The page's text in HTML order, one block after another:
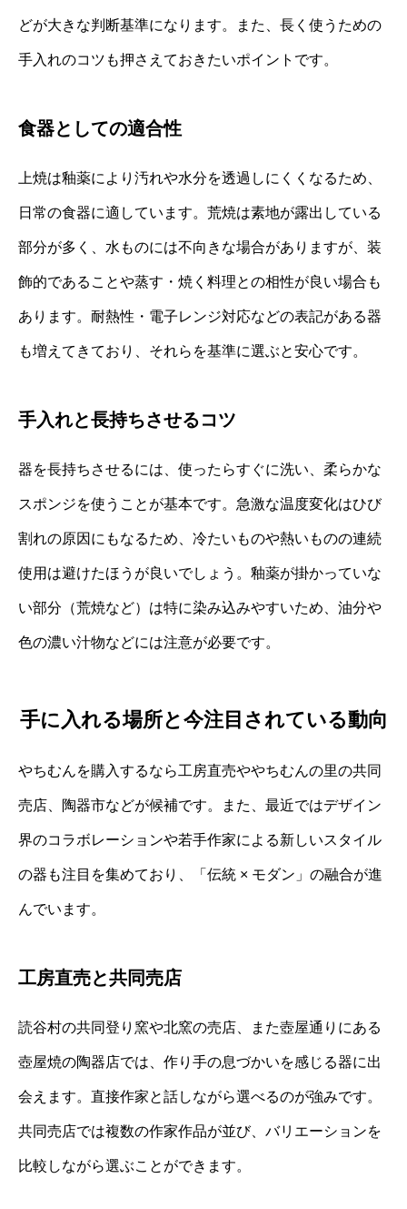
どが大きな判断基準になります。また、長く使うための
手入れのコツも押さえておきたいポイントです。
食器としての適合性
上焼は釉薬により汚れや水分を透過しにくくなるため、
日常の食器に適しています。荒焼は素地が露出している
部分が多く、水ものには不向きな場合がありますが、装
飾的であることや蒸す・焼く料理との相性が良い場合も
あります。耐熱性・電子レンジ対応などの表記がある器
も増えてきており、それらを基準に選ぶと安心です。
手入れと長持ちさせるコツ
器を長持ちさせるには、使ったらすぐに洗い、柔らかな
スポンジを使うことが基本です。急激な温度変化はひび
割れの原因にもなるため、冷たいものや熱いものの連続
使用は避けたほうが良いでしょう。釉薬が掛かっていな
い部分（荒焼など）は特に染み込みやすいため、油分や
色の濃い汁物などには注意が必要です。
手に入れる場所と今注目されている動向
やちむんを購入するなら工房直売ややちむんの里の共同
売店、陶器市などが候補です。また、最近ではデザイン
界のコラボレーションや若手作家による新しいスタイル
の器も注目を集めており、「伝統 × モダン」の融合が進
んでいます。
工房直売と共同売店
読谷村の共同登り窯や北窯の売店、また壺屋通りにある
壺屋焼の陶器店では、作り手の息づかいを感じる器に出
会えます。直接作家と話しながら選べるのが強みです。
共同売店では複数の作家作品が並び、バリエーションを
比較しながら選ぶことができます。